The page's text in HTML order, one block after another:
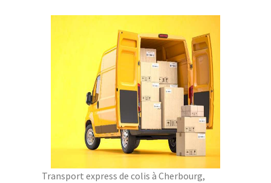
Transport express de colis à Cherbourg,